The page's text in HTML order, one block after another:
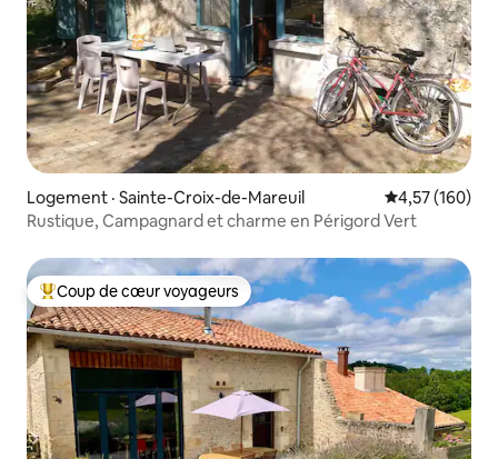
Logement · Sainte-Croix-de-Mareuil Note
4,57 (160)
Rustique, Campagnard et charme en Périgord Vert
Coup de cœur voyageurs parmi les plus aimés
Coup de cœur voyageurs